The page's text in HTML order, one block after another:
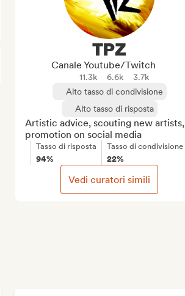
TPZ
Canale Youtube/Twitch
11.3k 6.6k
3.7k
Alto tasso di condivisione
Alto tasso di risposta
Artistic advice, scouting new artists,
promotion on social media
Tasso di risposta
94%
Tasso di condivisione
22%
Vedi curatori simili